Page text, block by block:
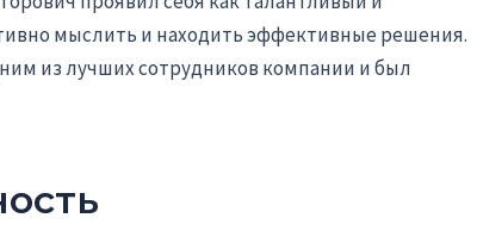
мыслить и находить эффективные решения.
из лучших сотрудников компании и был